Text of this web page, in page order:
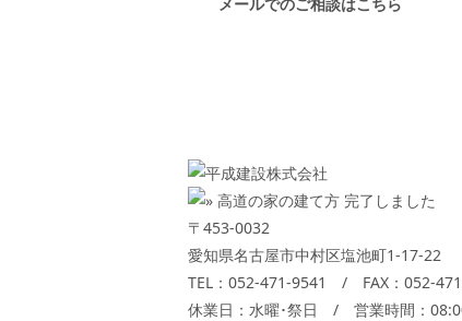
〒453-0032
愛知県名古屋市中村区塩池町1-17-22
TEL： 052-471-9541
/ FAX：052-
休業日：水曜･祭日 / 営業時間：